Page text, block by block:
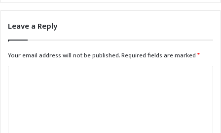
Leave a Reply
Your email address will not be published.Required fields are marked*